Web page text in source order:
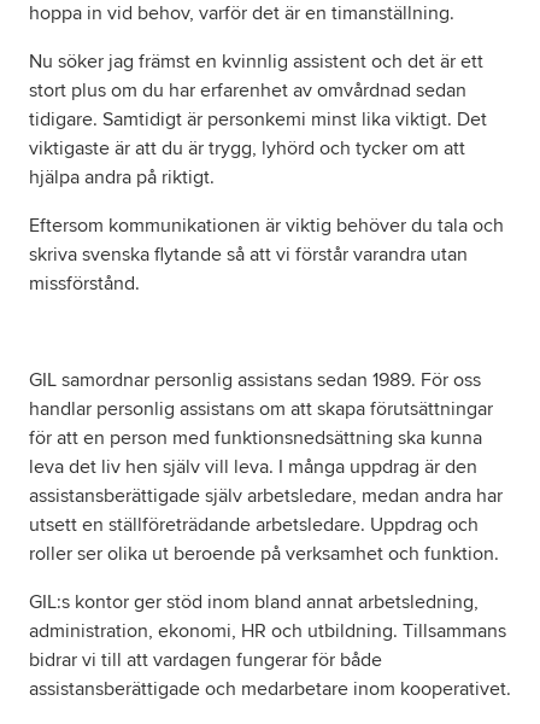
hoppa in vid behov, varför det är en timanställning.
Nu söker jag främst en kvinnlig assistent och det är ett
stort plus om du har erfarenhet av omvårdnad sedan
tidigare. Samtidigt är personkemi minst lika viktigt. Det
viktigaste är att du är trygg, lyhörd och tycker om att
hjälpa andra på riktigt.
Eftersom kommunikationen är viktig behöver du tala och
skriva svenska flytande så att vi förstår varandra utan
missförstånd.
GIL samordnar personlig assistans sedan 1989. För oss
handlar personlig assistans om att skapa förutsättningar
för att en person med funktionsnedsättning ska kunna
leva det liv hen själv vill leva. I många uppdrag är den
assistansberättigade själv arbetsledare, medan andra har
utsett en ställföreträdande arbetsledare. Uppdrag och
roller ser olika ut beroende på verksamhet och funktion.
GIL:s kontor ger stöd inom bland annat arbetsledning,
administration, ekonomi, HR och utbildning. Tillsammans
bidrar vi till att vardagen fungerar för både
assistansberättigade och medarbetare inom kooperativet.